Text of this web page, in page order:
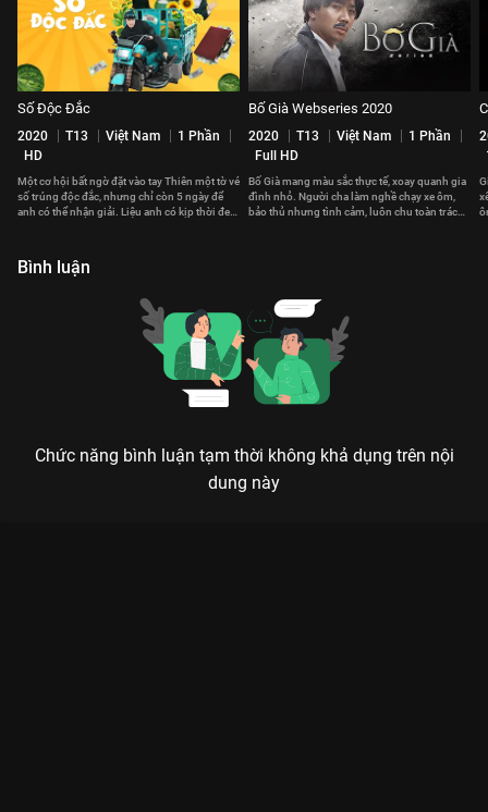
Số Độc Đắc
2020 T13 Việt Nam
1 Phần
HD
Một cơ hội bất ngờ đặt vào tay Thiên một tờ vé
số trúng độc đắc, nhưng chỉ còn 5 ngày để
anh có thể nhận giải. Liệu anh có kịp thời đem
Bố Già Webseries 2020
2020 T13 Việt Nam
1 Phần
Full HD
Bố Già mang màu sắc thực tế, xoay quanh gia
đình nhỏ. Người cha làm nghề chạy xe ôm,
bảo thủ nhưng tình cảm, luôn chu toàn trách
Bình luận
Chức năng bình luận tạm thời không khả dụng trên nội
dung này